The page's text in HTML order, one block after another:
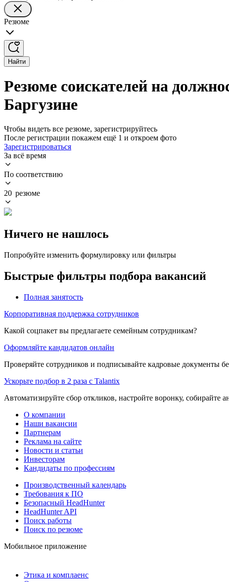
Резюме
Найти
Резюме соискателей на
Баргузине
Чтобы видеть все резюме, зарегистрируйтесь
После регистрации покажем ещё 1 и откроем фото
Зарегистрироваться
За всё время
По соответствию
20 резюме
Ничего не нашлось
Попробуйте изменить формулировку или фильтры
Быстрые фильтры подбора вакансий
Полная занятость
Корпоративная поддержка сотрудников
Какой соцпакет вы предлагаете семейным сотрудникам?
Оформляйте кандидатов онлайн
Проверяйте сотрудников и подписывайте кадровые документы
Ускорьте подбор в 2 раза с Talantix
Автоматизируйте сбор откликов, настройте воронку, собирайте
О компании
Наши вакансии
Партнерам
Реклама на сайте
Новости и статьи
Инвесторам
Кандидаты по профессиям
Производственный календарь
Требования к ПО
Безопасный HeadHunter
HeadHunter API
Поиск работы
Поиск по резюме
Мобильное приложение
Этика и комплаенс